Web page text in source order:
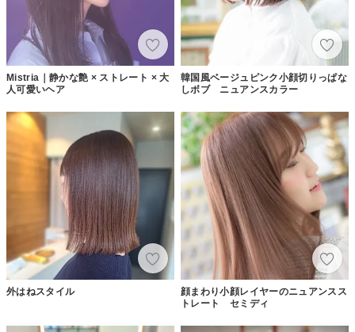
Mistria｜静かな艶 × ストレート × 大
人可愛いヘア
韓国風ベージュピンク小顔切りっぱな
しボブ ニュアンスカラー
外はねスタイル
顔まわり小顔レイヤーのニュアンスス
トレート セミディ